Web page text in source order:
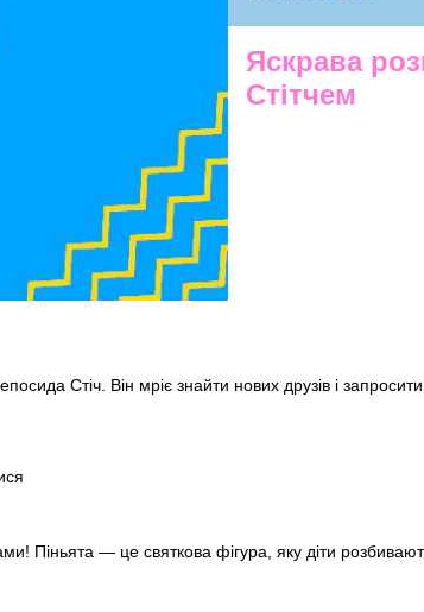
Яскрава
Стітчем
Стіч. Він мріє знайти нових друзів і
Піньята — це святкова фігура, яку діти